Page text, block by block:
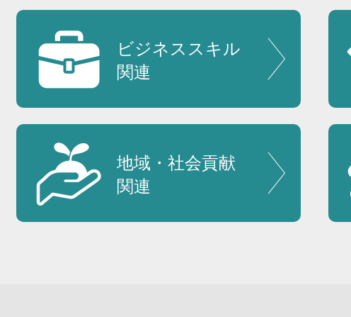
ビジネススキル
関連
地域・社会貢献
関連